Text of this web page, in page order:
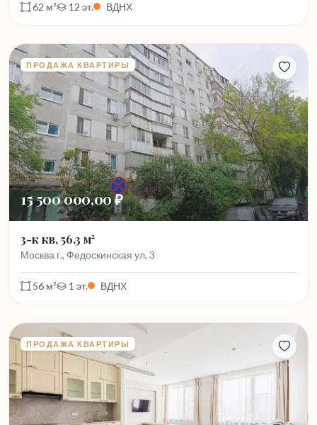
62 м² 12 эт. ВДНХ
ПРОДАЖА КВАРТИРЫ
15 500 000,00 ₽
3-к кв, 56.3 м²
Москва г., Федоскинская ул, 3
56 м² 1 эт. ВДНХ
ПРОДАЖА КВАРТИРЫ